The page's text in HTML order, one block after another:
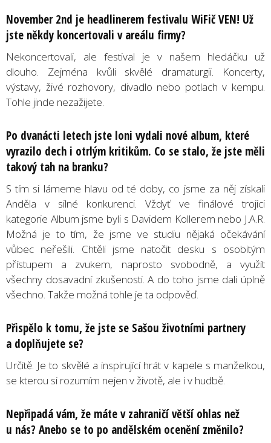
November 2nd je headlinerem festivalu WiFič VEN! Už
jste někdy koncertovali v areálu firmy?
Nekoncertovali, ale festival je v našem hledáčku už
dlouho. Zejména kvůli skvělé dramaturgii. Koncerty,
výstavy, živé rozhovory, divadlo nebo potlach v kempu.
Tohle jinde nezažijete.
Po dvanácti letech jste loni vydali nové album, které
vyrazilo dech i otrlým kritikům. Co se stalo, že jste měli
takový tah na branku?
S tím si lámeme hlavu od té doby, co jsme za něj získali
Anděla v silné konkurenci. Vždyť ve finálové trojici
kategorie Album jsme byli s Davidem Kollerem nebo J.A.R.
Možná je to tím, že jsme ve studiu nějaká očekávání
vůbec neřešili. Chtěli jsme natočit desku s osobitým
přístupem a zvukem, naprosto svobodně, a využít
všechny dosavadní zkušenosti. A do toho jsme dali úplně
všechno. Takže možná tohle je ta odpověď.
Přispělo k tomu, že jste se Sašou životními partnery
a doplňujete se?
Určitě. Je to skvělé a inspirující hrát v kapele s manželkou,
se kterou si rozumím nejen v životě, ale i v hudbě.
Nepřipadá vám, že máte v zahraničí větší ohlas než
u nás? Anebo se to po andělském ocenění změnilo?